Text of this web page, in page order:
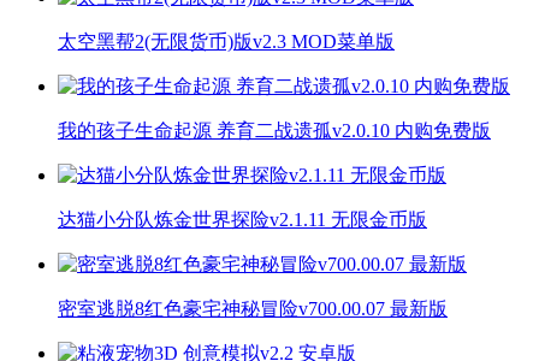
太空黑帮2(无限货币)版v2.3 MOD菜单版
我的孩子生命起源 养育二战遗孤v2.0.10 内购免费版
达猫小分队炼金世界探险v2.1.11 无限金币版
密室逃脱8红色豪宅神秘冒险v700.00.07 最新版